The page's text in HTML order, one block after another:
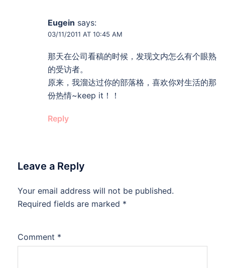
Eugein says:
03/11/2011 AT 10:45 AM
那天在公司看稿的时候，发现文内怎么有个眼熟
的受访者。
原来，我溜达过你的部落格，喜欢你对生活的那
份热情~keep it！！
Reply
Leave a Reply
Your email address will not be published.
Required fields are marked *
Comment *